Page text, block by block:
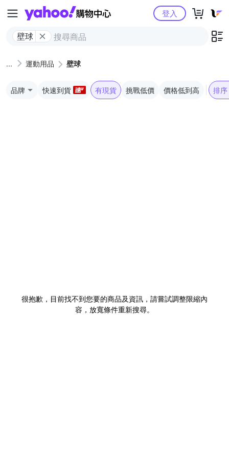
Yahoo購物中心
壁球
登入
運動用品 壁球
品牌 快速到貨 有現貨 挑戰低價 價格低到高 排序
很抱歉，目前找不到您要的商品及資訊，請嘗試調整限縮內
容，放寬條件重新搜尋。